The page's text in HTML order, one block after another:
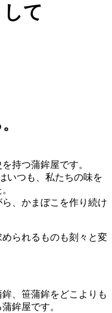
て
持つ蒲鉾屋です。
いつも、私たちの味を
、かまぼこを作り続け
られるものも刻々と変
、笹蒲鉾をどこよりも
鉾屋です。